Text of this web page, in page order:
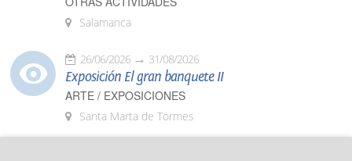
Salamanca
26/06/2026 31/08/2026
Exposición El gran banquete II
ARTE / EXPOSICIONES
Santa Marta de Tormes